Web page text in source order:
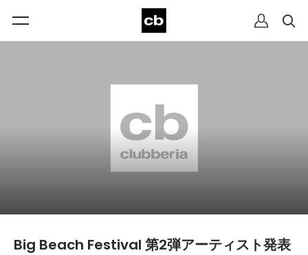
Big Beach Festival 第2弾アーティスト発表